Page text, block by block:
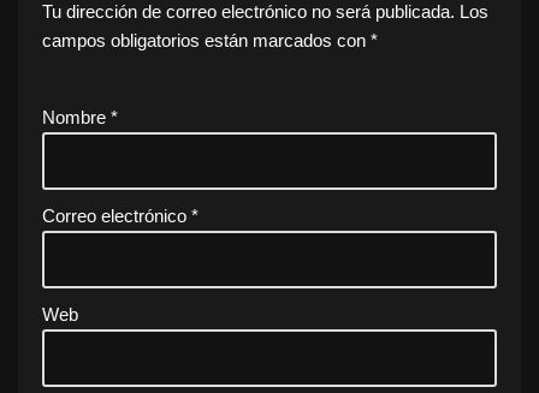
Tu dirección de correo electrónico no será publicada. Los
campos obligatorios están marcados con *
Nombre *
Correo electrónico *
Web